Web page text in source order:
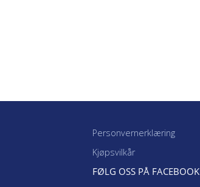
Personvernerklæring
Kjøpsvilkår
FØLG OSS PÅ FACEBOOK